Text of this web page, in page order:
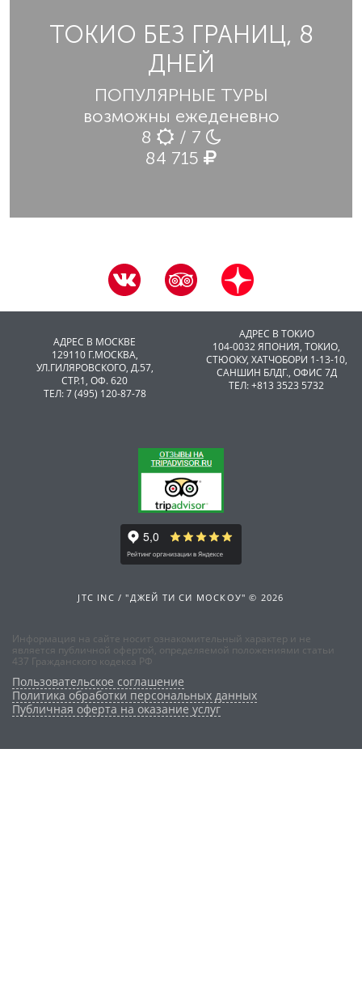
ТОКИО БЕЗ ГРАНИЦ, 8
ДНЕЙ
ПОПУЛЯРНЫЕ ТУРЫ
возможны ежеденевно
8
/ 7
84 715
АДРЕС В МОСКВЕ
129110 Г.МОСКВА,
УЛ.ГИЛЯРОВСКОГО, Д.57,
СТР.1, ОФ. 620
ТЕЛ: 7 (495) 120-87-78
АДРЕС В ТОКИО
104-0032 ЯПОНИЯ, ТОКИО,
CТЮОКУ, ХАТЧОБОРИ 1-13-10,
САНШИН БЛДГ., ОФИС 7Д
ТЕЛ: +813 3523 5732
JTC INC / "ДЖЕЙ ТИ СИ МОСКОУ" © 2026
Информация на сайте носит ознакомительный характер и не
является публичной офертой, определяемой положениями статьи
437 Гражданского кодекса РФ
Пользовательское соглашение
Политика обработки персональных данных
Публичная оферта на оказание услуг